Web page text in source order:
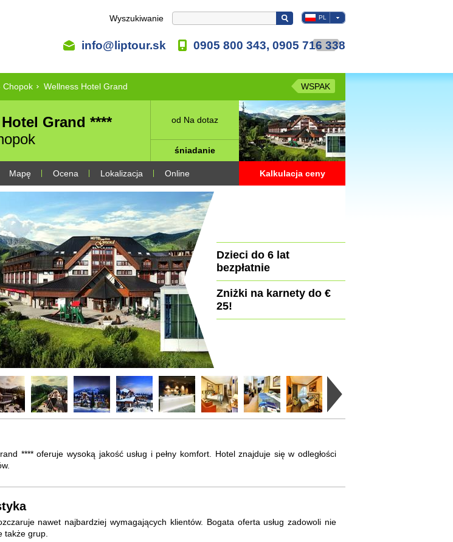
Wyszukiwanie PL
info@liptour.sk 0905 800 343, 0905 716 338
Chopok Wellness Hotel Grand WSPAK
Grand ****
od Na dotaz
śniadanie
Mapę Ocena Lokalizacja Online Kalkulacja ceny
Dzieci do 6 lat
bezpłatnie
Zniżki na karnety do €
25!
**** oferuje wysoką jakość usług i pełny komfort. Hotel znajduje się w odległości
nawet najbardziej wymagających klientów. Bogata oferta usług zadowoli nie
także grup.